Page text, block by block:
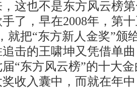
也不是东方风云榜第
了，早在2008年，第
就把“东方新人金奖”颁
击的王啸坤又凭借单
届“东方风云榜”的十大
收入囊中，而就在年